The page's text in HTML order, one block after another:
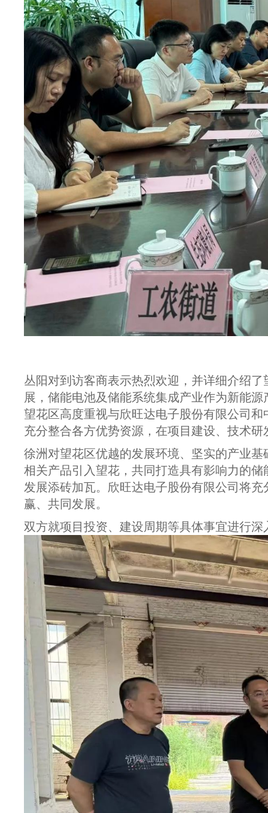
丛阳对到访客商表示热烈欢迎，并详细介绍
展，储能电池及储能系统集成产业作为新能
望花区高度重视与欣旺达电子股份有限公司
充分整合各方优势资源，在项目建设、技术
徐洲对望花区优越的发展环境、坚实的产业
相关产品引入望花，共同打造具有影响力的
发展添砖加瓦。欣旺达电子股份有限公司将
赢、共同发展。
双方就项目投资、建设周期等具体事宜进行